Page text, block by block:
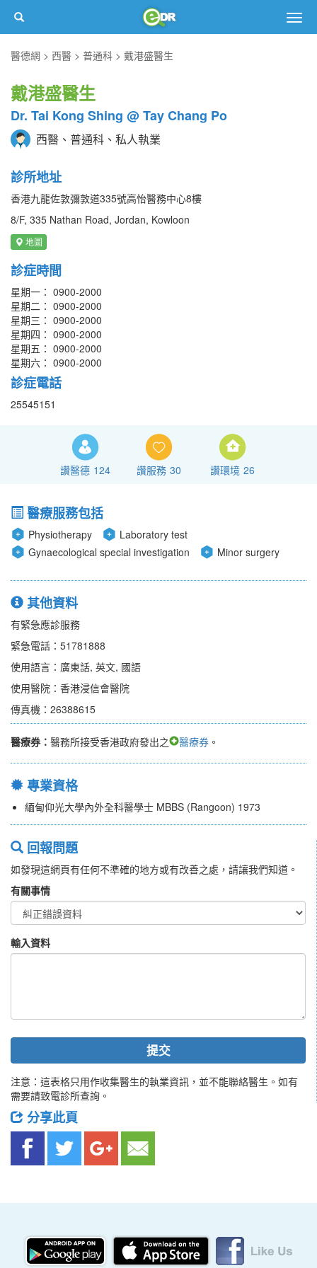
醫德網
西醫 普通科 戴港盛醫生
戴港盛醫生
Dr. Tai Kong Shing @ Tay Chang Po
西醫、普通科、私人執業
診所地址
香港九龍佐敦彌敦道335號高怡醫務中心8樓
8/F, 335 Nathan Road, Jordan, Kowloon
地圖
診症時間
星期一： 0900-2000
星期二： 0900-2000
星期三： 0900-2000
星期四： 0900-2000
星期五： 0900-2000
星期六： 0900-2000
診症電話
25545151
讚醫德 124 讚服務 30 讚環境 26
醫療服務包括
Physiotherapy
Laboratory test
Gynaecological special investigation
Minor surgery
其他資料
有緊急應診服務
緊急電話：51781888
使用語言：廣東話, 英文, 國語
使用醫院：香港浸信會醫院
傳真機：26388615
醫療券： 醫務所接受香港政府發出之 醫療券 。
專業資格
緬甸仰光大學內外全科醫學士 MBBS (Rangoon) 1973
回報問題
如發現這網頁有任何不準確的地方或有改善之處，請讓我們知道。
有關事情
輸入資料
提交
注意：這表格只用作收集醫生的執業資訊，並不能聯絡醫生。如有
需要請致電診所查詢。
分享此頁